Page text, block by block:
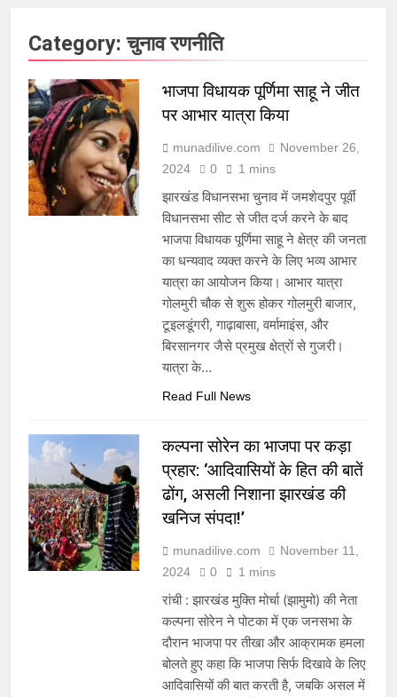
Category:चुनाव रणनीति
भाजपा विधायक पूर्णिमा साहू ने जीत
पर आभार यात्रा किया
munadilive.com
November 26,
2024
0 1 mins
झारखंड विधानसभा चुनाव में जमशेदपुर पूर्वी
विधानसभा सीट से जीत दर्ज करने के बाद
भाजपा विधायक पूर्णिमा साहू ने क्षेत्र की जनता
का धन्यवाद व्यक्त करने के लिए भव्य आभार
यात्रा का आयोजन किया। आभार यात्रा
गोलमुरी चौक से शुरू होकर गोलमुरी बाजार,
टूइलडूंगरी, गाढ़ाबासा, वर्मामाइंस, और
बिरसानगर जैसे प्रमुख क्षेत्रों से गुजरी।
यात्रा के…
Read Full News
कल्पना सोरेन का भाजपा पर कड़ा
प्रहार: ‘आदिवासियों के हित की बातें
ढोंग, असली निशाना झारखंड की
खनिज संपदा!’
munadilive.com
November 11,
2024
0 1 mins
रांची : झारखंड मुक्ति मोर्चा (झामुमो) की नेता
कल्पना सोरेन ने पोटका में एक जनसभा के
दौरान भाजपा पर तीखा और आक्रामक हमला
बोलते हुए कहा कि भाजपा सिर्फ दिखावे के लिए
आदिवासियों की बात करती है, जबकि असल में